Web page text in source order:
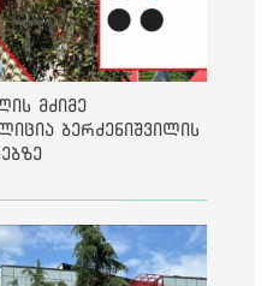
მძიმე
ბერძენიშვილის